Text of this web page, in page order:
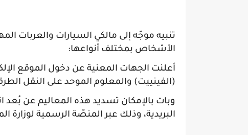
تنبيه موجّه إلى مالكي السيارات والعربات
الأشخاص بمختلف أنواعها:
أعلنت الجهات المعنية عن دخول الموقع
(الفينييت) والمعلوم الموحد على النقل
وبات بالإمكان تسديد هذه المعاليم عن بُعد
البريدية، وذلك عبر المنصّة الرسمية لوزارة